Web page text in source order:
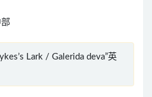
Lark / Galerida deva”英